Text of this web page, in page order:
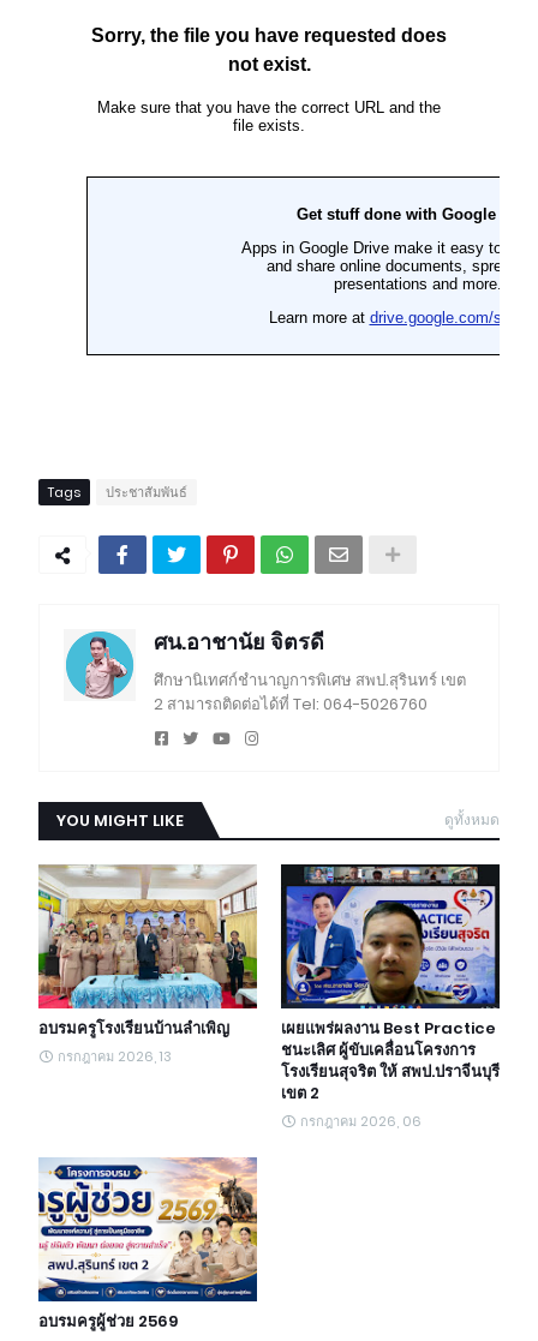
Tags ประชาสัมพันธ์
ศน.อาชานัย จิตรดี
ศึกษานิเทศก์ชำนาญการพิเศษ สพป.สุรินทร์ เขต
2 สามารถติดต่อได้ที่ Tel: 064-5026760
YOU MIGHT LIKE ดูทั้งหมด
อบรมครูโรงเรียนบ้านลำเพิญ
กรกฎาคม 2026, 13
เผยแพร่ผลงาน Best Practice
ชนะเลิศ ผู้ขับเคลื่อนโครงการ
โรงเรียนสุจริต ให้ สพป.ปราจีนบุรี
เขต 2
กรกฎาคม 2026, 06
อบรมครูผู้ช่วย 2569